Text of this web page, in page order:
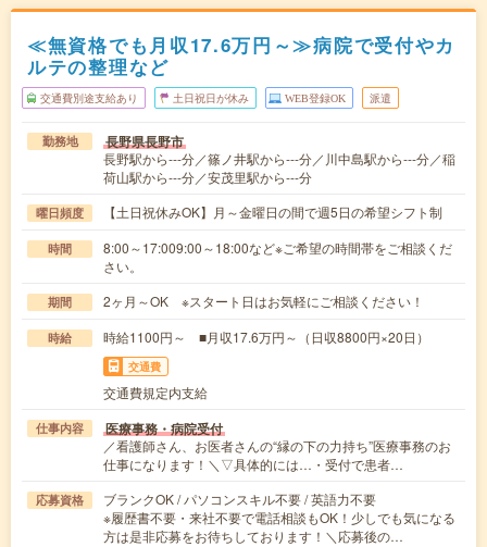
≪無資格でも月収17.6万円～≫病院で受付やカ
ルテの整理など
交通費別途支給あり 土日祝日が休み WEB登録OK 派遣
勤務地 長野県長野市
長野駅から---分／篠ノ井駅から---分／川中島駅から---分／稲
荷山駅から---分／安茂里駅から---分
曜日頻度 【土日祝休みOK】月～金曜日の間で週5日の希望シフト制
時間
8:00～17:009:00～18:00など※ご希望の時間帯をご相談くだ
さい。
期間 2ヶ月～OK ※スタート日はお気軽にご相談ください！
時給 時給1100円～ ■月収17.6万円～（日収8800円×20日）
交通費
交通費規定内支給
仕事内容 医療事務・病院受付
／看護師さん、お医者さんの“縁の下の力持ち”医療事務のお
仕事になります！＼▽具体的には…・受付で患者…
応募資格
ブランクOK / パソコンスキル不要 / 英語力不要
※履歴書不要・来社不要で電話相談もOK！少しでも気になる
方は是非応募をお待ちしております！＼応募後の…